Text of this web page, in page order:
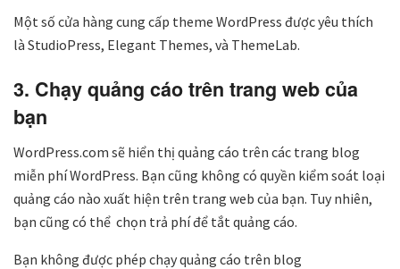
Một số cửa hàng cung cấp theme WordPress được yêu thích
là StudioPress, Elegant Themes, và ThemeLab.
3. Chạy quảng cáo trên trang web của
bạn
WordPress.com sẽ hiển thị quảng cáo trên các trang blog
miễn phí WordPress. Bạn cũng không có quyền kiểm soát loại
quảng cáo nào xuất hiện trên trang web của bạn. Tuy nhiên,
bạn cũng có thể chọn trả phí để tắt quảng cáo.
Bạn không được phép chạy quảng cáo trên blog